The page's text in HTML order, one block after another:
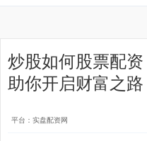
炒股如何股票配
助你开启财富之路
平台：实盘配资网